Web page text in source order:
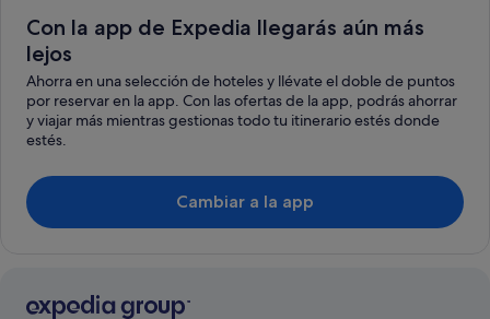
Con la app de Expedia llegarás aún más
lejos
Ahorra en una selección de hoteles y llévate el doble de puntos
por reservar en la app. Con las ofertas de la app, podrás ahorrar
y viajar más mientras gestionas todo tu itinerario estés donde
estés.
Cambiar a la app